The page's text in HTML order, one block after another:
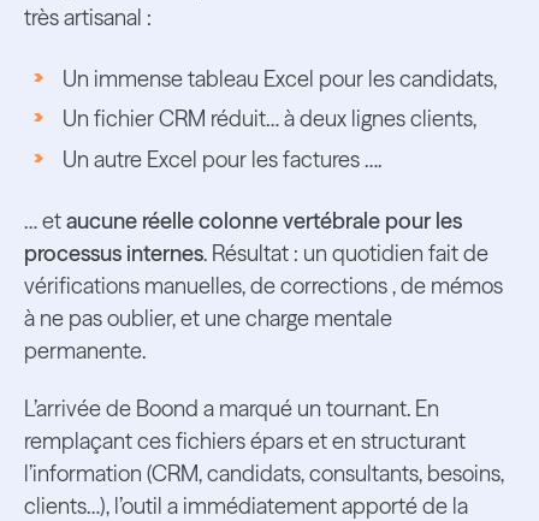
très artisanal :
Un immense tableau Excel pour les candidats,
Un fichier CRM réduit… à deux lignes clients,
Un autre Excel pour les factures ….
… etaucune réelle colonne vertébrale pour les
processus internes. Résultat : un quotidien fait de
vérifications manuelles, de corrections , de mémos
à ne pas oublier, et une charge mentale
permanente.
L’arrivée de Boond a marqué un tournant. En
remplaçant ces fichiers épars et en structurant
l’information (CRM, candidats, consultants, besoins,
clients…), l’outil a immédiatement apporté de la